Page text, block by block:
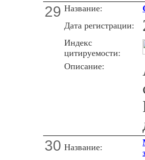
29 Название:
Дата регистрации:
Индекс
цитируемости:
Описание:
30 Название: